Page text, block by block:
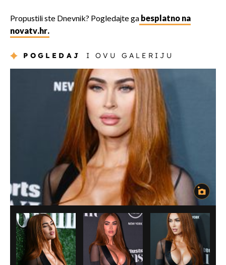
Propustili ste Dnevnik? Pogledajte ga besplatno na
novatv.hr.
POGLEDAJ I OVU GALERIJU